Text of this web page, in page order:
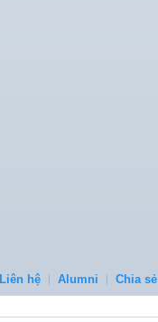
Liên hệ Alumni
Chia sẻ